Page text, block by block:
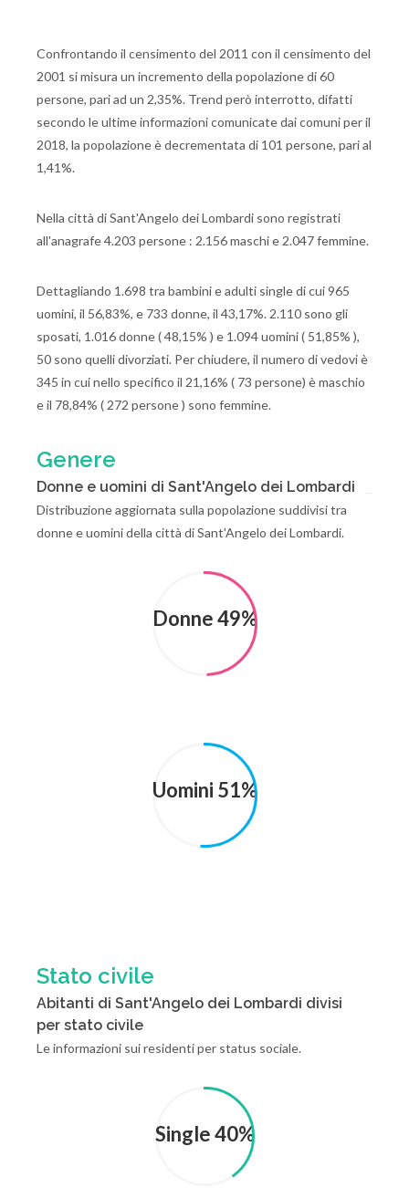
Confrontando il censimento del 2011 con il censimento del
2001 si misura un incremento della popolazione di 60
persone, pari ad un 2,35%. Trend però interrotto, difatti
secondo le ultime informazioni comunicate dai comuni per il
2018, la popolazione è decrementata di 101 persone, pari al
1,41%.
Nella città di Sant'Angelo dei Lombardi sono registrati
all'anagrafe 4.203 persone : 2.156 maschi e 2.047 femmine.
Dettagliando 1.698 tra bambini e adulti single di cui 965
uomini, il 56,83%, e 733 donne, il 43,17%. 2.110 sono gli
sposati, 1.016 donne ( 48,15% ) e 1.094 uomini ( 51,85% ),
50 sono quelli divorziati. Per chiudere, il numero di vedovi è
345 in cui nello specifico il 21,16% ( 73 persone) è maschio
e il 78,84% ( 272 persone ) sono femmine.
Genere
Donne e uomini di Sant'Angelo dei Lombardi
Distribuzione aggiornata sulla popolazione suddivisi tra
donne e uomini della città di Sant'Angelo dei Lombardi.
Donne 49%
Uomini 51%
Stato civile
Abitanti di Sant'Angelo dei Lombardi divisi
per stato civile
Le informazioni sui residenti per status sociale.
Single 40%